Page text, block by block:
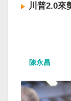
川普2.0來
陳永昌